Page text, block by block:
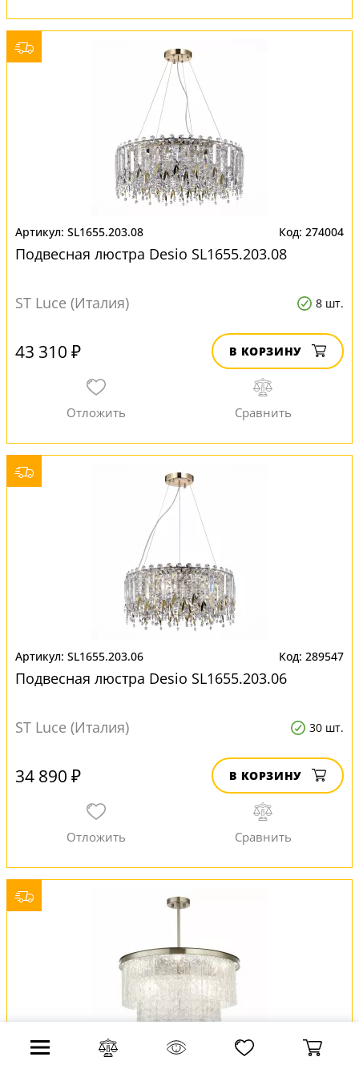
SL1655.203.08 274004
Подвесная люстра Desio SL1655.203.08
ST Luce (Италия) 8 шт.
43 310 ₽ В КОРЗИНУ
SL1655.203.06 289547
Подвесная люстра Desio SL1655.203.06
ST Luce (Италия) 30 шт.
34 890 ₽ В КОРЗИНУ